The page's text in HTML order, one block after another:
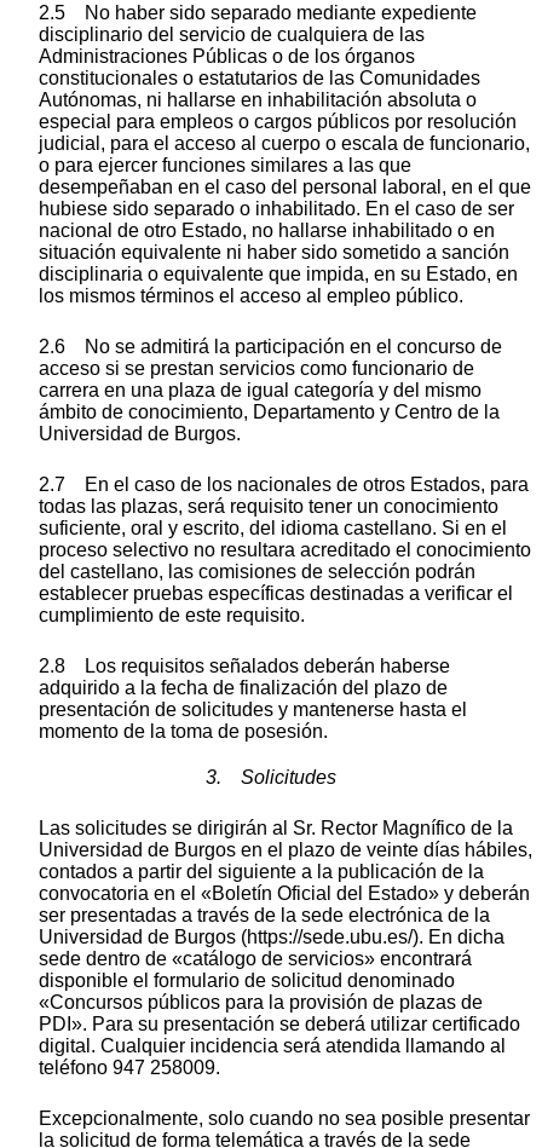
2.5 No haber sido separado mediante expediente
disciplinario del servicio de cualquiera de las
Administraciones Públicas o de los órganos
constitucionales o estatutarios de las Comunidades
Autónomas, ni hallarse en inhabilitación absoluta o
especial para empleos o cargos públicos por resolución
judicial, para el acceso al cuerpo o escala de funcionario,
o para ejercer funciones similares a las que
desempeñaban en el caso del personal laboral, en el que
hubiese sido separado o inhabilitado. En el caso de ser
nacional de otro Estado, no hallarse inhabilitado o en
situación equivalente ni haber sido sometido a sanción
disciplinaria o equivalente que impida, en su Estado, en
los mismos términos el acceso al empleo público.
2.6 No se admitirá la participación en el concurso de
acceso si se prestan servicios como funcionario de
carrera en una plaza de igual categoría y del mismo
ámbito de conocimiento, Departamento y Centro de la
Universidad de Burgos.
2.7 En el caso de los nacionales de otros Estados, para
todas las plazas, será requisito tener un conocimiento
suficiente, oral y escrito, del idioma castellano. Si en el
proceso selectivo no resultara acreditado el conocimiento
del castellano, las comisiones de selección podrán
establecer pruebas específicas destinadas a verificar el
cumplimiento de este requisito.
2.8 Los requisitos señalados deberán haberse
adquirido a la fecha de finalización del plazo de
presentación de solicitudes y mantenerse hasta el
momento de la toma de posesión.
3. Solicitudes
Las solicitudes se dirigirán al Sr. Rector Magnífico de la
Universidad de Burgos en el plazo de veinte días hábiles,
contados a partir del siguiente a la publicación de la
convocatoria en el «Boletín Oficial del Estado» y deberán
ser presentadas a través de la sede electrónica de la
Universidad de Burgos (https://sede.ubu.es/). En dicha
sede dentro de «catálogo de servicios» encontrará
disponible el formulario de solicitud denominado
«Concursos públicos para la provisión de plazas de
PDI». Para su presentación se deberá utilizar certificado
digital. Cualquier incidencia será atendida llamando al
teléfono 947 258009.
Excepcionalmente, solo cuando no sea posible presentar
la solicitud de forma telemática a través de la sede